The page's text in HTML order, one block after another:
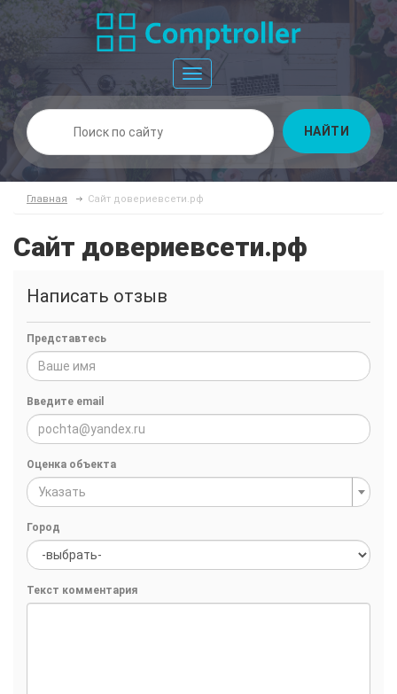
Toggle
navigation
НАЙТИ
Главная Сайт довериевсети.рф
Сайт довериевсети.рф
Написать отзыв
Представтесь
Введите email
Оценка объекта
Указать
Город
Текст комментария